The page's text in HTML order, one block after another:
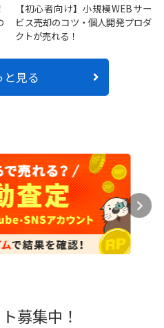
【初心者向け】小規模WEBサー
ビス売却のコツ・個人開発プロダ
クトが売れる！
と見る
募集中！